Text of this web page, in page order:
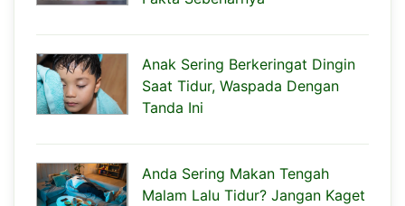
Anak Sering Berkeringat Dingin
Saat Tidur, Waspada Dengan
Tanda Ini
Anda Sering Makan Tengah
Malam Lalu Tidur? Jangan Kaget